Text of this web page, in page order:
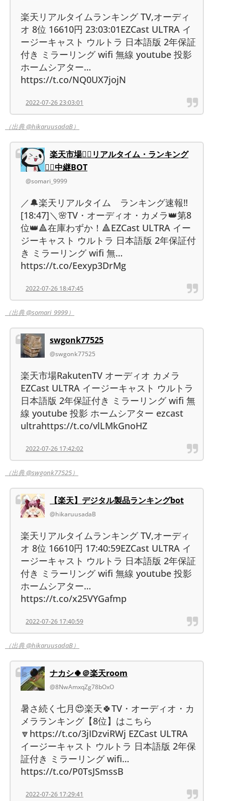
楽天リアルタイムランキング TV,オーディ
オ 8位 16610円 23:03:01EZCast ULTRA イ
ージーキャスト ウルトラ 日本語版 2年保証
付き ミラーリング wifi 無線 youtube 投影
ホームシアター…
https://t.co/NQ0UX7jojN
2022-07-26 23:03:01
（出典 @hikaruusadaB）
楽天市場❤️‍🔥リアルタイム・ランキング
❤️‍🔥中継BOT
@somari_9999
／🔔楽天リアルタイム ランキング速報‼️
[18:47]＼🌸TV・オーディオ・カメラ👑第8
位👑🔺在庫わずか！🔺EZCast ULTRA イー
ジーキャスト ウルトラ 日本語版 2年保証付
き ミラーリング wifi 無…
https://t.co/Eexyp3DrMg
2022-07-26 18:47:45
（出典 @somari_9999）
swgonk77525
@swgonk77525
楽天市場RakutenTV オーディオ カメラ
EZCast ULTRA イージーキャスト ウルトラ
日本語版 2年保証付き ミラーリング wifi 無
線 youtube 投影 ホームシアター ezcast
ultrahttps://t.co/vlLMkGnoHZ
2022-07-26 17:42:02
（出典 @swgonk77525）
【楽天】デジタル製品ランキングbot
@hikaruusadaB
楽天リアルタイムランキング TV,オーディ
オ 8位 16610円 17:40:59EZCast ULTRA イ
ージーキャスト ウルトラ 日本語版 2年保証
付き ミラーリング wifi 無線 youtube 投影
ホームシアター…
https://t.co/x25VYGafmp
2022-07-26 17:40:59
（出典 @hikaruusadaB）
ナカシ🍀＠楽天room
@8NwAmxqZg78bOxO
暑さ続く七月😍楽天🍀TV・オーディオ・カ
メラランキング【8位】はこちら
🔽https://t.co/3jIDzviRWj EZCast ULTRA
イージーキャスト ウルトラ 日本語版 2年保
証付き ミラーリング wifi…
https://t.co/P0TsJSmssB
2022-07-26 17:29:41